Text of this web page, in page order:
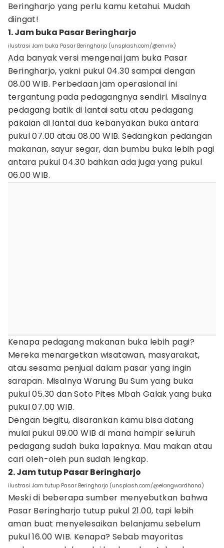
Beringharjo yang perlu kamu ketahui. Mudah
diingat!
1. Jam buka Pasar Beringharjo
ilustrasi Jam buka Pasar Beringharjo (unsplash.com/@envrix)
Ada banyak versi mengenai jam buka Pasar
Beringharjo, yakni pukul 04.30 sampai dengan
08.00 WIB. Perbedaan jam operasional ini
tergantung pada pedagangnya sendiri. Misalnya
pedagang batik di lantai satu atau pedagang
pakaian di lantai dua kebanyakan buka antara
pukul 07.00 atau 08.00 WIB. Sedangkan pedangan
makanan, sayur segar, dan bumbu buka lebih pagi
antara pukul 04.30 bahkan ada juga yang pukul
06.00 WIB.
Kenapa pedagang makanan buka lebih pagi?
Mereka menargetkan wisatawan, masyarakat,
atau sesama penjual dalam pasar yang ingin
sarapan. Misalnya Warung Bu Sum yang buka
pukul 05.30 dan Soto Pites Mbah Galak yang buka
pukul 07.00 WIB.
Dengan begitu, disarankan kamu bisa datang
mulai pukul 09.00 WIB di mana hampir seluruh
pedagang sudah buka lapaknya. Mau makan atau
cari oleh-oleh pun sudah lengkap.
2. Jam tutup Pasar Beringharjo
ilustrasi Jam tutup Pasar Beringharjo (unsplash.com/@elangwardhana)
Meski di beberapa sumber menyebutkan bahwa
Pasar Beringharjo tutup pukul 21.00, tapi lebih
aman buat menyelesaikan belanjamu sebelum
pukul 16.00 WIB. Kenapa? Sebab mayoritas